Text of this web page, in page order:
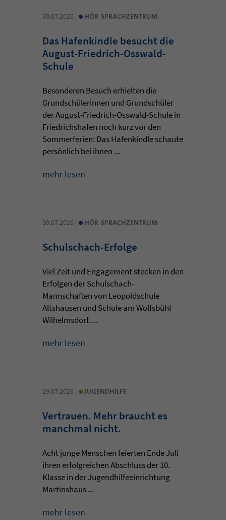
30.07.2026 | • HÖR-SPRACHZENTRUM
Das Hafenkindle besucht die
August-Friedrich-Osswald-
Schule
Besonderen Besuch erhielten die
Grundschülerinnen und Grundschüler
der August-Friedrich-Osswald-Schule in
Friedrichshafen noch kurz vor den
Sommerferien: Das Hafenkindle schaute
persönlich bei ihnen ...
mehr lesen
30.07.2026 | • HÖR-SPRACHZENTRUM
Schulschach-Erfolge
Viel Zeit und Engagement stecken in den
Erfolgen der Schulschach-
Mannschaften von Leopoldschule
Altshausen und Schule am Wolfsbühl
Wilhelmsdorf. ...
mehr lesen
29.07.2026 | • JUGENDHILFE
Vertrauen. Mehr braucht es
manchmal nicht.
Acht junge Menschen feierten Ende Juli
ihren erfolgreichen Abschluss der 10.
Klasse in der Jugendhilfeeinrichtung
Martinshaus ...
mehr lesen